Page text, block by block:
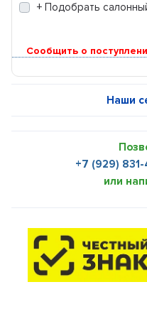
+ Подобрать
Сообщить о
Наши
+7 (929)
или